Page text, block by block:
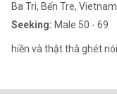
Ba Tri, Bến Tre, Vietnam
Seeking: Male 50 - 69